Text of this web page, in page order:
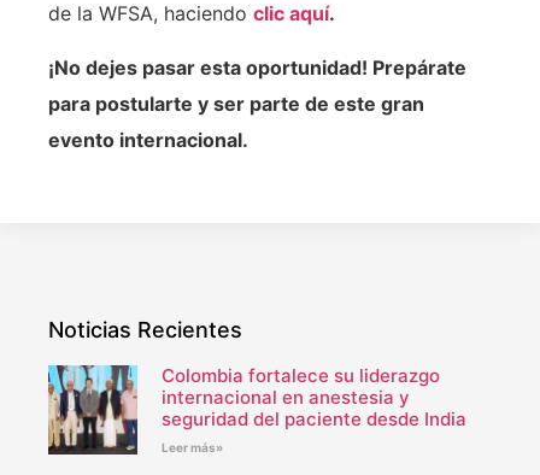
de la WFSA, haciendo clic aquí.
¡No dejes pasar esta oportunidad! Prepárate
para postularte y ser parte de este gran
evento internacional.
Noticias Recientes
Colombia fortalece su liderazgo
internacional en anestesia y
seguridad del paciente desde India
Leer más»